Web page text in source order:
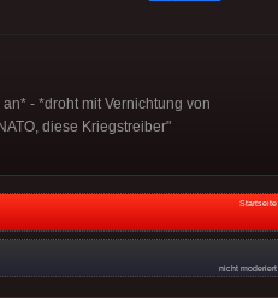
- *droht mit Vernichtung von
diese Kriegstreiber"
Startseite
nicht moderiert